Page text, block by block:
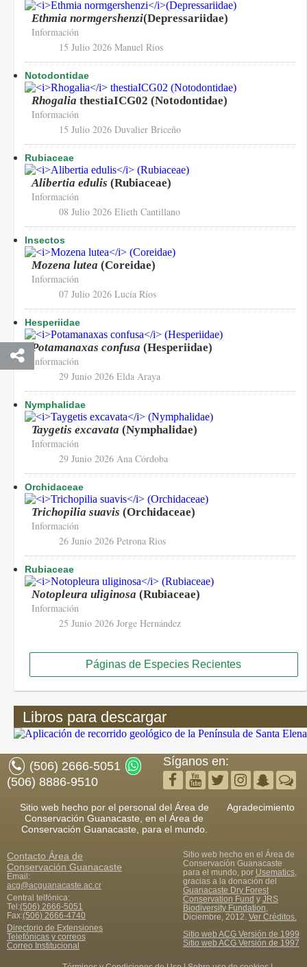
Ethmia normgershenzi(Depressariidae)
Información
15 Julio 2026 Manuel Rios
Notodontidae
Rhogalia thestiaICG02 (Notodontidae)
Información
15 Julio 2026 Duvalier Briceño
Rubiaceae
Alibertia edulis (Rubiaceae)
Información
08 Julio 2026 Elieth Cantillano
Insectos
Mozena lutea (Coreidae)
Información
07 Julio 2026 Lucía Ríos
Hesperiidae
Potamanaxas confusa (Hesperiidae)
Información
29 Junio 2026 Elda Araya
Nymphalidae
Taygetis excavata (Nymphalidae)
Información
29 Junio 2026 Ana Córdoba
Orchidaceae
Trichopilia suavis (Orchidaceae)
Información
26 Junio 2026 Petrona Rios
Rubiaceae
Notopleura uliginosa (Rubiaceae)
Información
25 Junio 2026 Jorge Hernández
Páginas de Especies Recientes
Libros para descargar
(506) 2666-5051
(506) 8886-9510
Síganos en:
Sitio web hecho por el personal del Área de
Conservación Guanacaste, en el Área de
Conservación Guanacaste, para el mundo.
Agradecimiento
Contacto Área de
Conservación Guanacaste
Email:
acg@acguanacaste.ac.cr
Central telfónica:
Tel:(506) 2666-5051
Fax:(506) 2666-4740
Directorio de Extensiones
Telefónicas y correos
Correo Institucional
Sitio web hecho en el Área de
Conservación Guanacaste
para el mundo, por Usematics,
gracias a la donación del
Guanacaste Dry Forest
Conservation Fund y JRS
Biodiversity Fundation
Diciembre, 2012. Ver Créditos.
Sitio web ACG Versión de 1999
Sitio web ACG Versión de 1997